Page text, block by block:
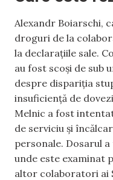
Alexandr Boiarschi,
droguri de la
la declarațiile sale.
au fost scoși de sub
despre dispariția
insuficiență de
Melnic a fost
de serviciu și
personale. Dosarul
unde este examinat
altor colaboratori ai